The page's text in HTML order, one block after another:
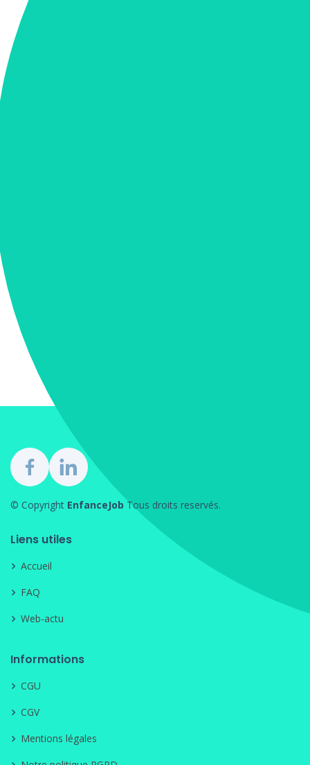
© Copyright EnfanceJob Tous droits reservés.
Liens utiles
Accueil
FAQ
Web-actu
Informations
CGU
CGV
Mentions légales